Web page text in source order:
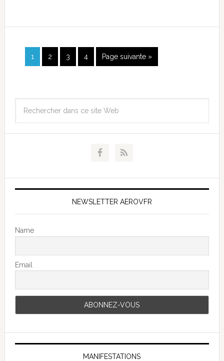
1 2 3 4 Page suivante »
NEWSLETTER AEROVFR
Name
Email
MANIFESTATIONS